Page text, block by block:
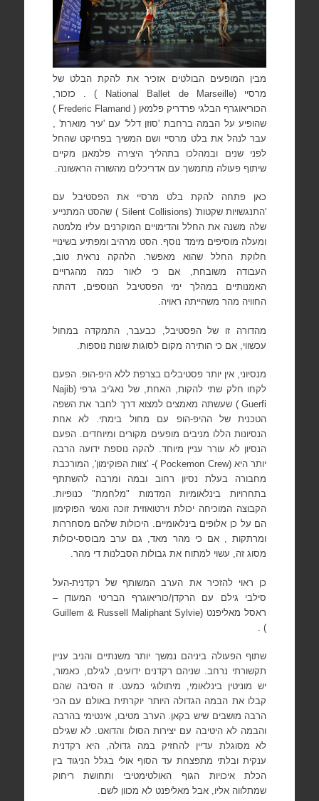
מבין המופעים הבולטים אזכיר את להקת הבלט
של
מרסיי (National Ballet de Marseille
) . כזכור,
הכוריאוגרף הבלגי פרדריק פלמאן ( Frederic Flamand
)
שהופיע על הבמה ברחבת 'סוזן דלל' עם 'עיר מוארת' ,
עבר לנהל את בלט מרסיי ושם המשיך בפרויקט שהחל
לפני שנים ובמהלכו בתהליך היצירה פלמאנן מקיים
שיתוף פעולה מתמשך עם אדריכלים מהשורה הראשונה.
כאן פתחה להקת בלט מרסיי את הפסטיבל עם
'התנגשויות שקטות' (Silent Collisions) שהסט המתנייע
שלה משנה את החלל והדימויים המוקרנים עליו מלמטה
ומעלה מוסיפים מימד נוסף. הסט מרהיב ומפתיע בשינויי
חלוקת החלל שהוא מאפשר.
הלהקה נראית טוב,
העבודה משובחת, אם כי לאור כמה מהגרויים
האמנותיים במהלך ימי הפסטיבל הנוספים, דהתה
החוויה מהר משהייתה ראויה.
מהדורה זו של הפסטיבל, כבעבר, התמקדה במחול
עכשווי, אם כי הותירה מקום לסוגות שונות נוספות.
מנסיוני, אין יותר פסטיבלים בצרפת ללא היפ-הופ. הפעם
לקחו חלק שתי להקות, האחת, של נאג'יב גרפי (Najib
Guerfi) שעשתה מאמצים למצוא דרך לחבר את השפה
הטכנית של ההיפ-הופ עם מחול בימתי. לא אחת
הנסיונות הללו מניבים מופעים מקורים ומיוחדים. הפעם
הנסיון לא עורר עניין מיוחד. להקה נוספת ידועה הרבה
יותר היא (Pockemon Crew )- 'צוות הפוקימון', המורכבת
מחבורה בעלת נסיון רחוב ובמה ומרבה להשתתף
בתחרויות בינלאומיות המדמות "מלחמת" כנופיות.
הקבוצה המוכיחה יכולת וירטואוזית זוכה ואנשי הפוקימון
הם על כן אלופים בינלאומיים. היכולות שלהם מסחררות
ומרתקות , אם כי מהר מאד, גם ערב מבוסס-יכולות
מסוג זה, עשוי למתוח את גבולות הסבלנות די מהר.
כן ראוי להזכיר את הערב המשותף של רקדנית-העל
סילבי גילם עם
הרקדן/כוריאוגרף הבריטי המעודן –
ראסל מאליפנט (
Sylvie
Guillem & Russell Maliphant
) .
שתוף הפעולה ביניהם נמשך יותר משנתיים והניב עניין
תקשורתי נרחב. שניהם רקדנים ידועים, לגילם, כאמור,
יש מוניטין בינלאומי, מיתולוגי כמעט. זו הסיבה שהם
קבלו את הבמה הגדולה היותר יוקרתית באולם עם הכי
הרבה מושבים שיש בקאן. הערב מטיבו, אינטימי בהרבה
והבמה לא היטיבה עם יצירות הסולו והדואט. לא שגילם
לא מסוגלת עדיין להחזיק במה גדולה, היא רקדנית
ענקית ובלתי מתפצחת עד הסוף אולי בגלל הניגוד בין
הכלת איכויות הגוף האולטימטיבי ותחושת ריחוק
שמתלווה אליו, אבל מאליפנט לא מכוון לשם.